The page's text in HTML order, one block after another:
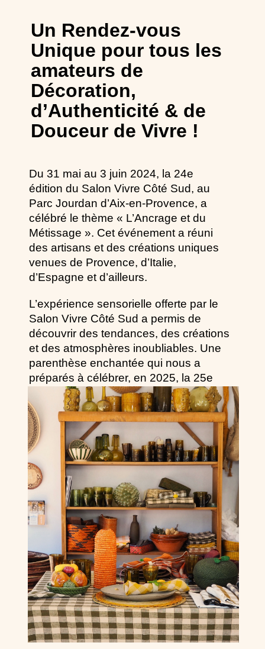
Un Rendez-vous
Unique pour tous les
amateurs de
Décoration,
d’Authenticité & de
Douceur de Vivre !
Du 31 mai au 3 juin 2024, la 24e
édition du Salon Vivre Côté Sud, au
Parc Jourdan d’Aix-en-Provence, a
célébré le thème « L’Ancrage et du
Métissage ». Cet événement a réuni
des artisans et des créations uniques
venues de Provence, d’Italie,
d’Espagne et d’ailleurs.
L’expérience sensorielle offerte par le
Salon Vivre Côté Sud a permis de
découvrir des tendances, des créations
et des atmosphères inoubliables. Une
parenthèse enchantée qui nous a
préparés à célébrer, en 2025, la 25e
édition de cet événement unique !